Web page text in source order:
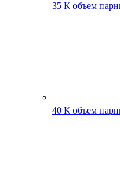
35 К объем
40 К объем